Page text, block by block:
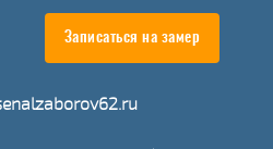
Записаться на замер